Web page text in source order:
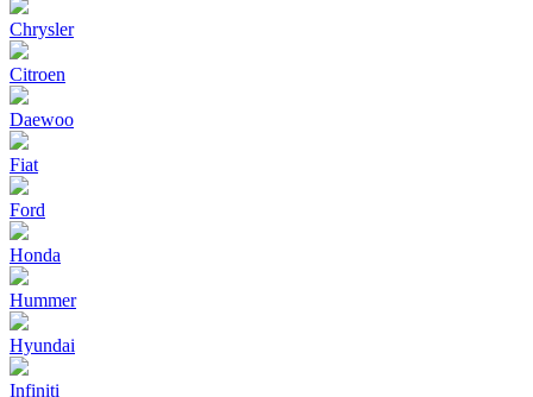
Chrysler
Citroen
Daewoo
Fiat
Ford
Honda
Hummer
Hyundai
Infiniti